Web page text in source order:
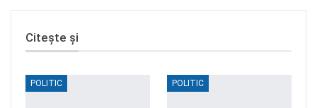
Citește și
POLITIC POLITIC